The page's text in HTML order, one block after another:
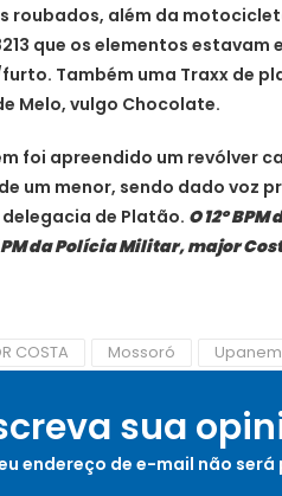
roubados, além da
que os elementos estavam
Também uma Traxx de
Melo, vulgo Chocolate.
foi apreendido um revólver
um menor, sendo dado voz
de Platão. O 12º
da Polícia Militar, major
COSTA Mossoró
sua
endereço de e-mail não